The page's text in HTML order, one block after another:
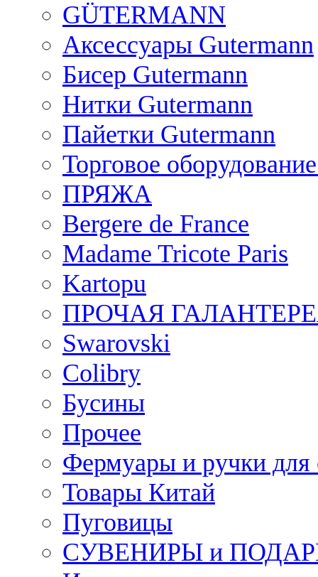
GÜTERMANN
Аксессуары Gutermann
Бисер Gutermann
Нитки Gutermann
Пайетки Gutermann
Торговое
ПРЯЖА
Bergere de France
Madame Tricote Paris
Kartopu
ПРОЧАЯ
Swarovski
Colibry
Бусины
Прочее
Фермуары и ручки для
Товары Китай
Пуговицы
СУВЕНИРЫ и